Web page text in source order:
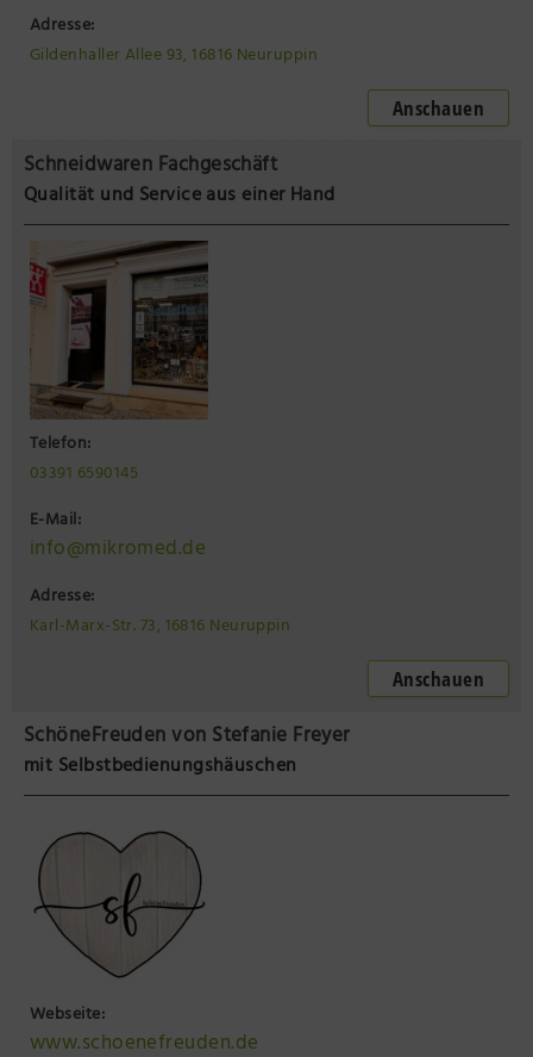
Adresse:
Gildenhaller Allee 93, 16816 Neuruppin
Anschauen
Schneidwaren Fachgeschäft
Qualität und Service aus einer Hand
Telefon:
03391 6590145
E-Mail:
info@mikromed.de
Adresse:
Karl-Marx-Str. 73, 16816 Neuruppin
Anschauen
SchöneFreuden von Stefanie Freyer
mit Selbstbedienungshäuschen
Webseite:
www.schoenefreuden.de